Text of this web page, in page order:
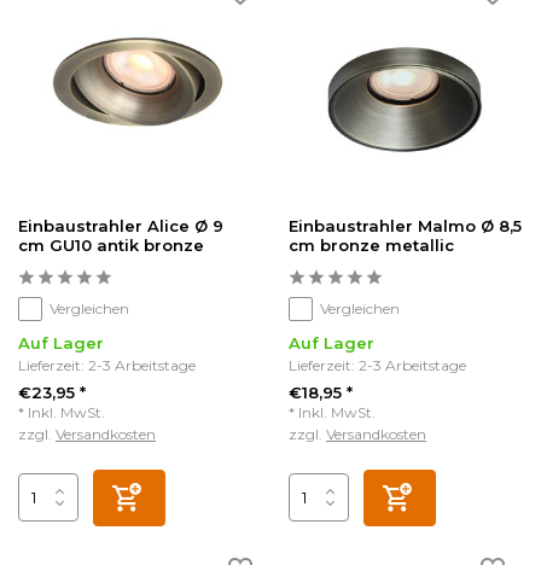
Einbaustrahler Alice Ø 9
cm GU10 antik bronze
Vergleichen
Auf Lager
Lieferzeit: 2-3 Arbeitstage
€23,95 *
* Inkl. MwSt.
zzgl. Versandkosten
Einbaustrahler Malmo Ø 8,5
cm bronze metallic
Vergleichen
Auf Lager
Lieferzeit: 2-3 Arbeitstage
€18,95 *
* Inkl. MwSt.
zzgl. Versandkosten